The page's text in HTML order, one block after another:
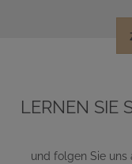
LERNEN SIE
und folgen Sie uns